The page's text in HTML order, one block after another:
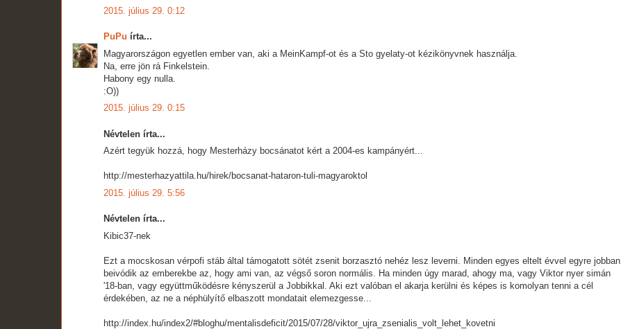
2015. július 29. 0:12
PuPu írta...
Magyarországon egyetlen ember van, aki a MeinKampf-ot és a Sto gyelaty-ot kézikönyvnek használja.
Na, erre jön rá Finkelstein.
Habony egy nulla.
:O))
2015. július 29. 0:15
Névtelen írta...
Azért tegyük hozzá, hogy Mesterházy bocsánatot kért a 2004-es kampányért...
http://mesterhazyattila.hu/hirek/bocsanat-hataron-tuli-magyaroktol
2015. július 29. 5:56
Névtelen írta...
Kibic37-nek
Ezt a mocskosan vérpofi stáb által támogatott sötét zsenit borzasztó nehéz lesz leverni. Minden egyes eltelt évvel egyre jobban
beivódik az emberekbe az, hogy ami van, az végső soron normális. Ha minden úgy marad, ahogy ma, vagy Viktor nyer simán
'18-ban, vagy együttműködésre kényszerül a Jobbikkal. Aki ezt valóban el akarja kerülni és képes is komolyan tenni a cél
érdekében, az ne a néphülyítő elbaszott mondatait elemezgesse...
http://index.hu/index2/#bloghu/mentalisdeficit/2015/07/28/viktor_ujra_zsenialis_volt_lehet_kovetni